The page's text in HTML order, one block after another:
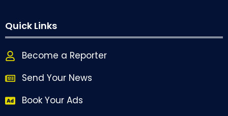
Quick Links
Become a Reporter
Send Your News
Book Your Ads